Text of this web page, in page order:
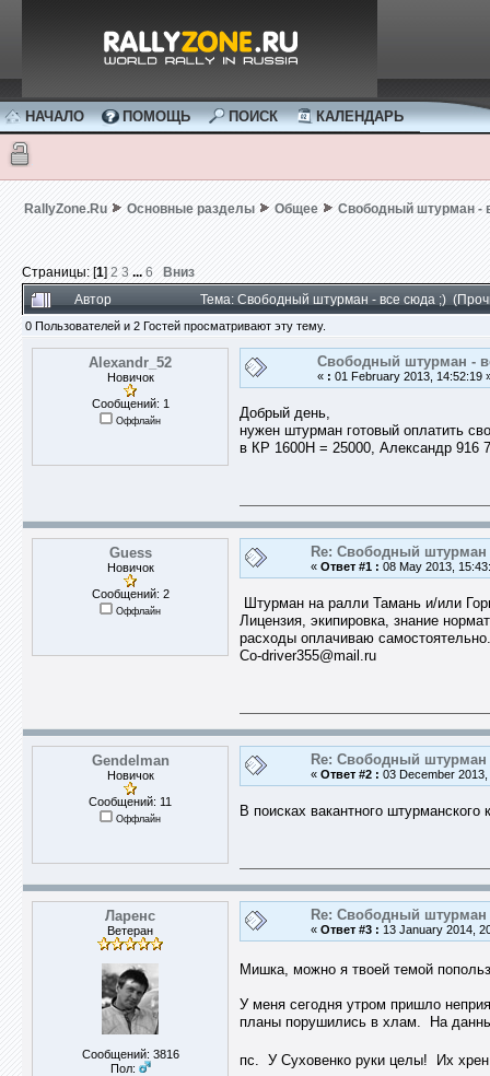
НАЧАЛО ПОМОЩЬ ПОИСК КАЛЕНДАРЬ
RallyZone.Ru Основные разделы Общее Свободный штурман -
Страницы: [1] 2 3 ... 6
Вниз
Автор
Тема: Свободный штурман - все сюда ;)
0 Пользователей и 2 Гостей просматривают эту тему.
Alexandr_52
Новичок
Сообщений: 1
Оффлайн
Свободный штурман -
« : 01 February 2013, 14:52:19
Добрый день,
нужен штурман готовый оплатить
в КР 1600Н = 25000, Александр 916
Guess
Новичок
Сообщений: 2
Оффлайн
Re: Свободный штурман
« Ответ #1 : 08 May 2013,
Штурман на ралли Тамань и/или
Лицензия, экипировка, знание
расходы оплачиваю
Co-driver35​5@mail.ru
Gendelman
Новичок
Сообщений: 11
Оффлайн
Re: Свободный штурман
« Ответ #2 : 03 December
В поисках вакантного
Ларенс
Ветеран
Сообщений: 3816
Пол:
Re: Свободный штурман
« Ответ #3 : 13 January 2014,
Мишка, можно я твоей темой
У меня сегодня утром пришло
планы порушились в хлам. На
пс. У Суховенко руки целы! Их